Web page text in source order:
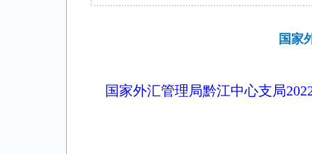
国家
国家外汇管理局黔江中心支局